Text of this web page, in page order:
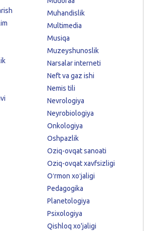
Muhandislik
Multimedia
Musiqa
Muzeyshunoslik
Narsalar interneti
Neft va gaz ishi
Nemis tili
Nevrologiya
Neyrobiologiya
Onkologiya
Oshpazlik
Oziq-ovqat sanoati
Oziq-ovqat xavfsizligi
Oʻrmon xoʻjaligi
Pedagogika
Planetologiya
Psixologiya
Qishloq xo'jaligi